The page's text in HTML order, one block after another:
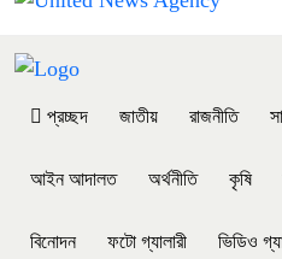
প্রচ্ছদ জাতীয় রাজনীতি
আইন আদালত অর্থনীতি কৃষি
বিনোদন ফটো গ্যালারী ভিডিও